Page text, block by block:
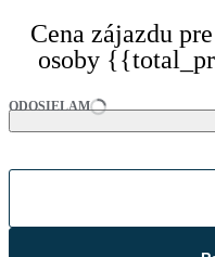
Cena zájazdu
osoby
ODOSIELAM